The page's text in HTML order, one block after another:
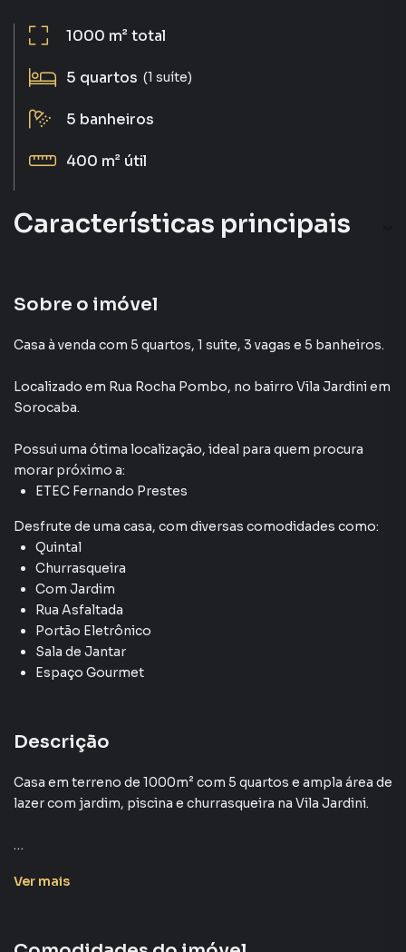
1000 m²total
5 quartos (1 suíte)
5 banheiros
400 m² útil
Características principais
Sobre o imóvel
Casa à venda com 5 quartos, 1 suite, 3 vagas e 5 banheiros.
Localizado em Rua Rocha Pombo, no bairro Vila Jardiniem
Sorocaba.
Possui uma ótima localização, ideal para quem procura
morar próximo a:
ETEC Fernando Prestes
Desfrute de uma casa, com diversas comodidades como:
Quintal
Churrasqueira
Com Jardim
Rua Asfaltada
Portão Eletrônico
Sala de Jantar
Espaço Gourmet
Descrição
Casa em terreno de 1000m² com 5 quartos e ampla área de
lazer com jardim, piscina e churrasqueira na Vila Jardini.
Jardini, em Sorocaba. Não encontrou o que procurava ou
Ver mais